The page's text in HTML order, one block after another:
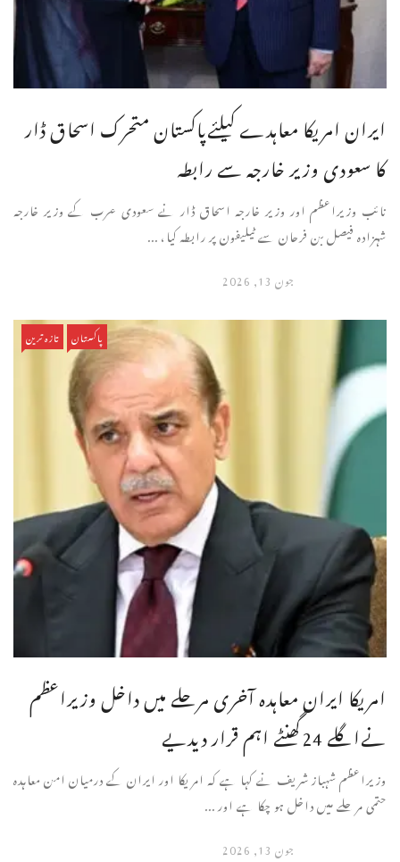
ایران امریکا معاہدے کیلئےپاکستان متحرک اسحاق ڈار
کا سعودی وزیر خارجہ سے رابطہ
نائب وزیراعظم اور وزیر خارجہ اسحاق ڈار نے سعودی عرب کے وزیر خارجہ
شہزادہ فیصل بن فرحان سے ٹیلیفون پر رابطہ کیا، ...
جون 13, 2026
پاکستان تازہ ترین
امریکا ایران معاہدہ آخری مرحلے میں داخل وزیراعظم
نےاگلے 24گھنٹے اہم قرار دیدیے
وزیراعظم شہباز شریف نے کہا ہے کہ امریکا اور ایران کے درمیان امن معاہدہ
حتمی مرحلے میں داخل ہو چکا ہے اور ...
جون 13, 2026